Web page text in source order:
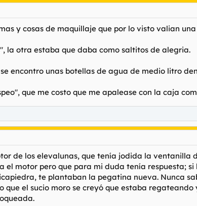
y cosas de maquillaje que por lo visto valian
la otra estaba que daba como saltitos de alegria.
encontro unas botellas de agua de medio litro
que me costo que me apalease con la caja
de los elevalunas, que tenía jodida la
el motor pero que para mi duda tenía respuesta;
te plantaban la pegatina nueva. Nunca
el sucio moro se creyó que estaba regateando